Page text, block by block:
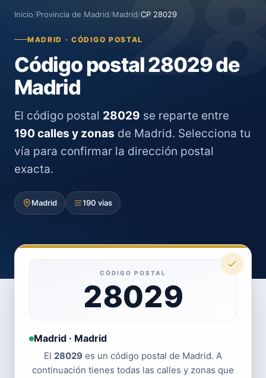
Inicio/Provincia de Madrid/Madrid/CP 28029
MADRID · CÓDIGO POSTAL
Código postal 28029 de
Madrid
El código postal 28029 se reparte entre
190 calles y zonas de Madrid. Selecciona tu
vía para confirmar la dirección postal
exacta.
Madrid 190 vías
CÓDIGO POSTAL
28029
Madrid · Madrid
El 28029 es un código postal de Madrid. A
continuación tienes todas las calles y zonas que